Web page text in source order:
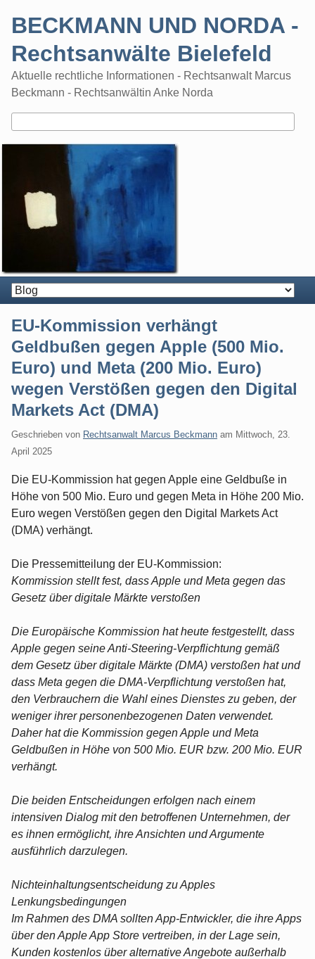
BECKMANN UND NORDA -
Rechtsanwälte Bielefeld
Aktuelle rechtliche Informationen - Rechtsanwalt Marcus
Beckmann - Rechtsanwältin Anke Norda
EU-Kommission verhängt
Geldbußen gegen Apple (500 Mio.
Euro) und Meta (200 Mio. Euro)
wegen Verstößen gegen den Digital
Markets Act (DMA)
Geschrieben von Rechtsanwalt Marcus Beckmann am Mittwoch, 23.
April 2025
Die EU-Kommission hat gegen Apple eine Geldbuße in
Höhe von 500 Mio. Euro und gegen Meta in Höhe 200 Mio.
Euro wegen Verstößen gegen den Digital Markets Act
(DMA) verhängt.
Die Pressemitteilung der EU-Kommission:
Kommission stellt fest, dass Apple und Meta gegen das
Gesetz über digitale Märkte verstoßen
Die Europäische Kommission hat heute festgestellt, dass
Apple gegen seine Anti-Steering-Verpflichtung gemäß
dem Gesetz über digitale Märkte (DMA) verstoßen hat und
dass Meta gegen die DMA-Verpflichtung verstoßen hat,
den Verbrauchern die Wahl eines Dienstes zu geben, der
weniger ihrer personenbezogenen Daten verwendet.
Daher hat die Kommission gegen Apple und Meta
Geldbußen in Höhe von 500 Mio. EUR bzw. 200 Mio. EUR
verhängt.
Die beiden Entscheidungen erfolgen nach einem
intensiven Dialog mit den betroffenen Unternehmen, der
es ihnen ermöglicht, ihre Ansichten und Argumente
ausführlich darzulegen.
Nichteinhaltungsentscheidung zu Apples
Lenkungsbedingungen
Im Rahmen des DMA sollten App-Entwickler, die ihre Apps
über den Apple App Store vertreiben, in der Lage sein,
Kunden kostenlos über alternative Angebote außerhalb